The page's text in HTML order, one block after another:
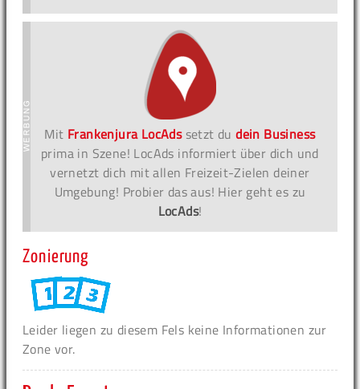
Mit Frankenjura LocAdssetzt dudein Business
prima in Szene! LocAds informiert über dich und
vernetzt dich mit allen Freizeit-Zielen deiner
Umgebung! Probier das aus! Hier geht es zu
LocAds!
Zonierung
Leider liegen zu diesem Fels keine Informationen zur
Zone vor.